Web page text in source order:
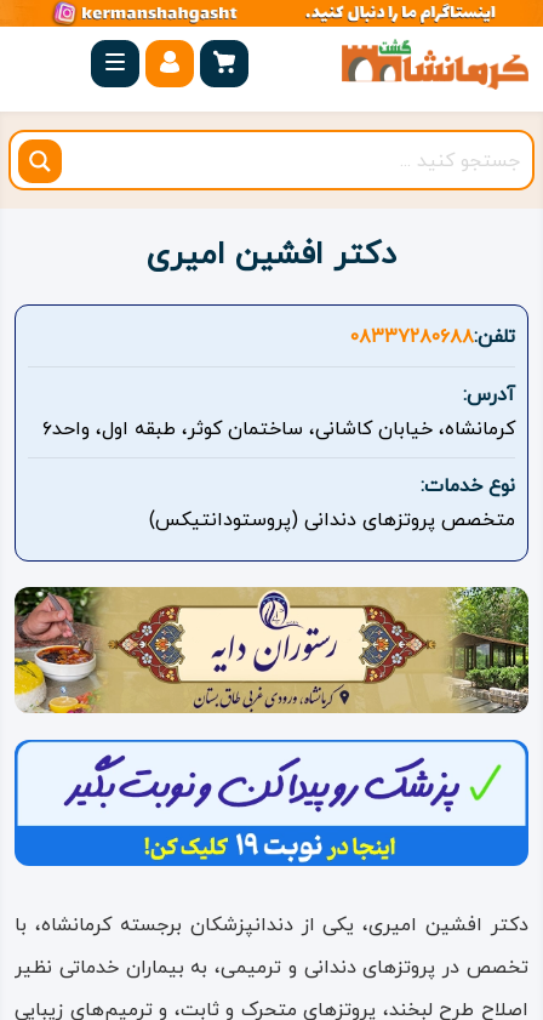
صفحه
اصلی
کرمانشاه
شهرستان
بیستون
روستاهای
هدف
اقامتگاه
ویدئو
درباره
ما
دکتر افشین امیری
تلفن:۰۸۳۳۷۲۸۰۶۸۸
آدرس:
کرمانشاه، خیابان کاشانی، ساختمان کوثر، طبقه اول، واحد۶
نوع خدمات:
متخصص پروتزهای دندانی (پروستودانتیکس)
دکتر افشین امیری، یکی از دندانپزشکان برجسته کرمانشاه، با
تخصص در پروتزهای دندانی و ترمیمی، به بیماران خدماتی نظیر
اصلاح طرح لبخند، پروتزهای متحرک و ثابت، و ترمیم‌های زیبایی